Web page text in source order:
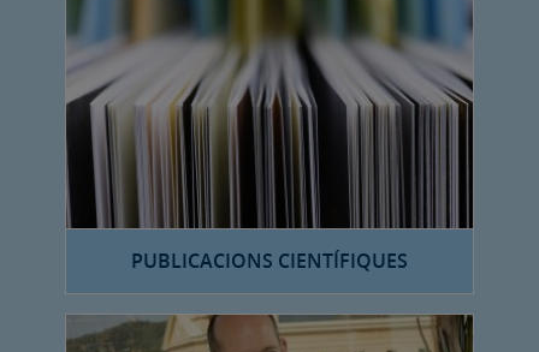
PUBLICACIONS CIENTÍFIQUES